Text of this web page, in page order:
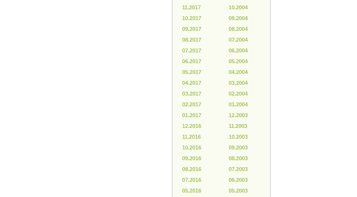
11.2017
10.2017
09.2017
08.2017
07.2017
06.2017
05.2017
04.2017
03.2017
02.2017
01.2017
12.2016
11.2016
10.2016
09.2016
08.2016
07.2016
05.2016
10.2004
09.2004
08.2004
07.2004
06.2004
05.2004
04.2004
03.2004
02.2004
01.2004
12.2003
11.2003
10.2003
09.2003
08.2003
07.2003
06.2003
05.2003